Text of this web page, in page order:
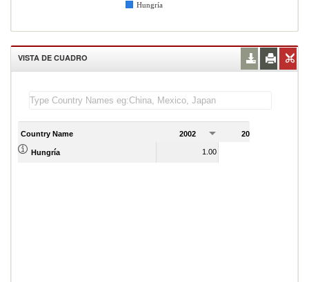
Hungría
VISTA DE CUADRO
Country Name 2002 2003
Hungría 1.00